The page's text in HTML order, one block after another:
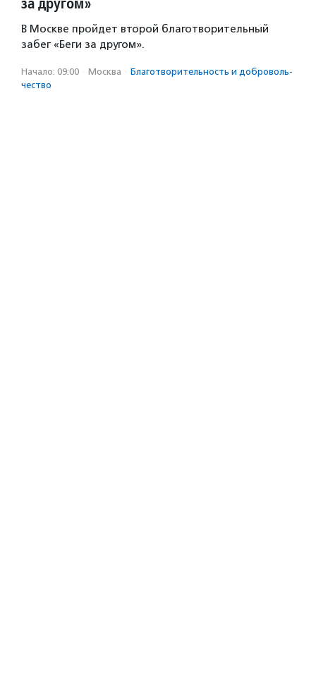
В Москве пройдет второй благотворительный
забег «Беги за другом».
Начало: 09:00 · Москва · Благотвори­тель­ность и доброволь­
чест­во